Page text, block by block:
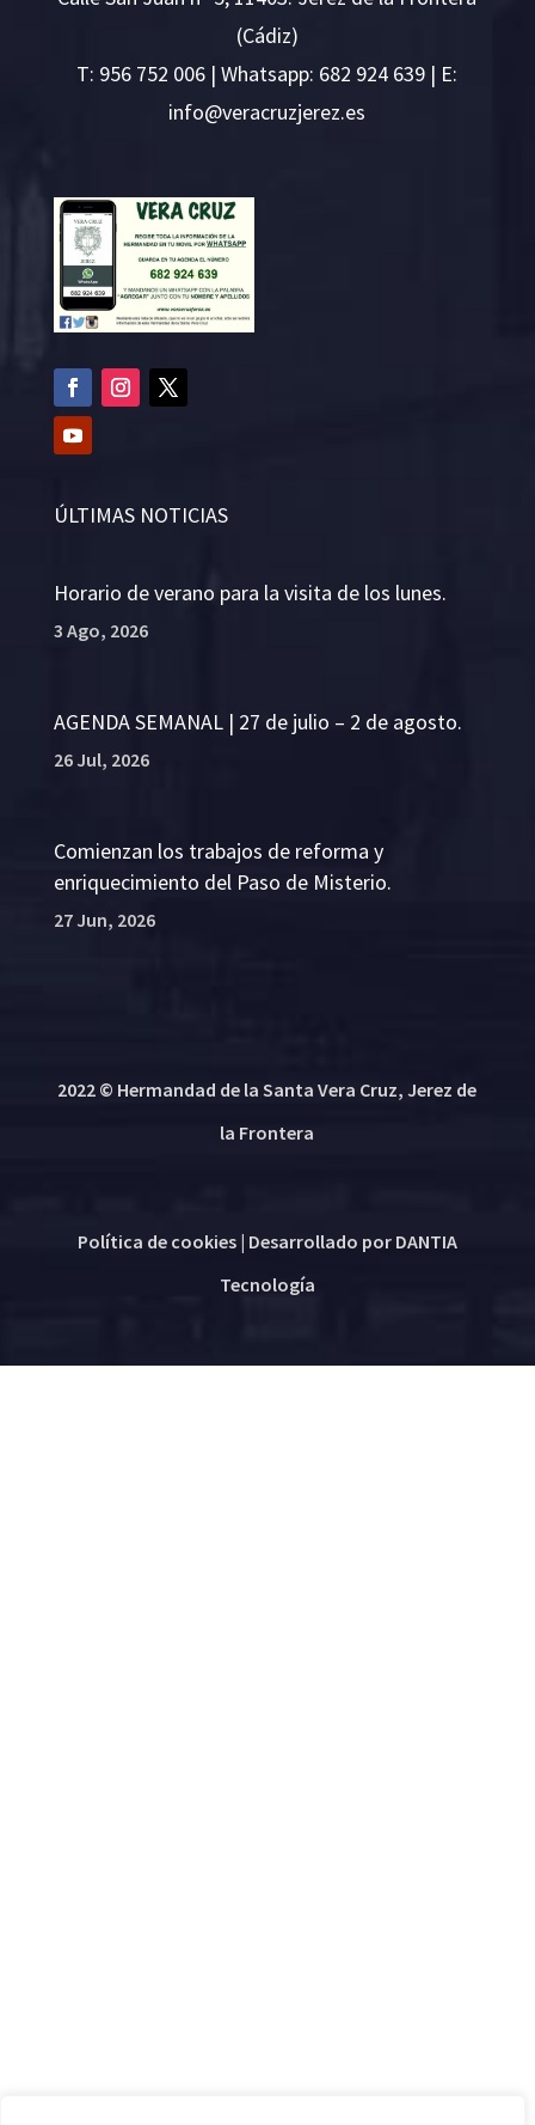
(Cádiz)
T: 956 752 006 | Whatsapp: 682 924 639 | E:
se.ze
rejzu
rcare
v@ofn
i
ÚLTIMAS NOTICIAS
Horario de verano para la visita de los lunes.
3 Ago, 2026
AGENDA SEMANAL | 27 de julio – 2 de agosto.
26 Jul, 2026
Comienzan los trabajos de reforma y
enriquecimiento del Paso de Misterio.
27 Jun, 2026
2022 © Hermandad de la Santa Vera Cruz, Jerez de
la Frontera
Política de cookies| Desarrollado por DANTIA
Tecnología